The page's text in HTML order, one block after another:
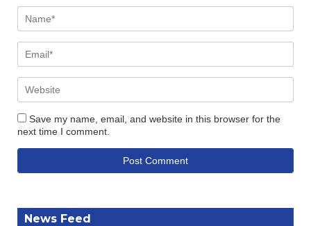
Save my name, email, and website in this browser for the
next time I comment.
News Feed